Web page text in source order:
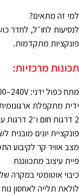
למי זה מתאים?
לנסיעות לחו״ל, לחדר
פונקציות מתקדמות.
תכונות מרכזיות:
מתח כפול ידני: ‎100–240V – מתאים לשימוש ברחבי העולם
ידית מתקפלת
2 דרגות חום ו־2 דרגות עוצמת אוויר
פונקציית יונים מובנית
מצב אוויר קר לקיבוע
פיית עיצוב מתכווננת
כיבוי אוטומטי במקרה
לולאת תלייה לאחסון נוח